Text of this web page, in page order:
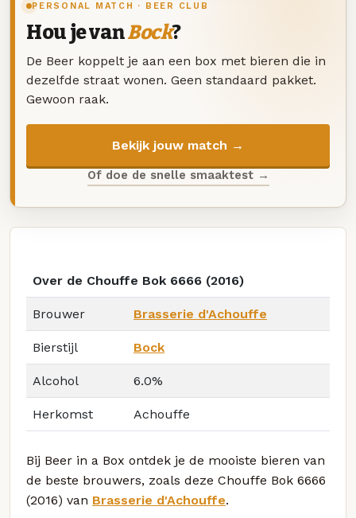
PERSONAL MATCH · BEER CLUB
Hou je vanBock?
De Beer koppelt je aan een box met bieren die in
dezelfde straat wonen. Geen standaard pakket.
Gewoon raak.
Bekijk jouw match →
Of doe de snelle smaaktest →
Over de Chouffe Bok 6666 (2016)
Brouwer Brasserie d'Achouffe
Bierstijl Bock
Alcohol 6.0%
Herkomst Achouffe
Bij Beer in a Box ontdek je de mooiste bieren van
de beste brouwers, zoals deze Chouffe Bok 6666
(2016) van Brasserie d'Achouffe.